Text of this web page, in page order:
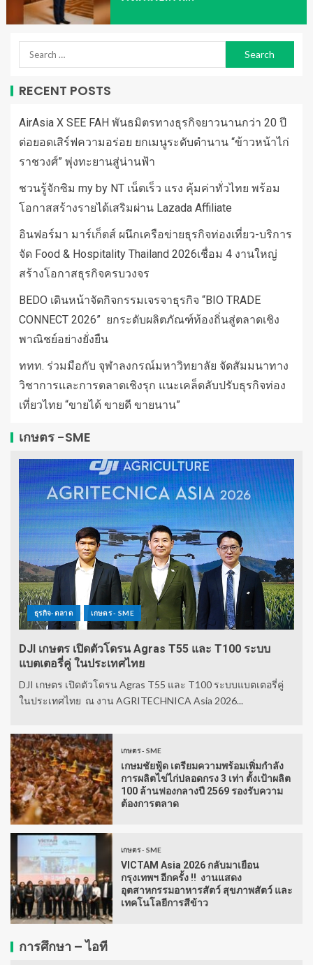
RECENT POSTS
AirAsia X SEE FAH พันธมิตรทางธุรกิจยาวนานกว่า 20 ปี
ต่อยอดเสิร์ฟความอร่อย ยกเมนูระดับตำนาน “ข้าวหน้าไก่
ราชวงศ์” พุ่งทะยานสู่น่านฟ้า
ชวนรู้จักซิม my by NT เน็ตเร็ว แรง คุ้มค่าทั่วไทย พร้อม
โอกาสสร้างรายได้เสริมผ่าน Lazada Affiliate
อินฟอร์มา มาร์เก็ตส์ ผนึกเครือข่ายธุรกิจท่องเที่ยว-บริการ
จัด Food & Hospitality Thailand 2026เชื่อม 4 งานใหญ่
สร้างโอกาสธุรกิจครบวงจร
BEDO เดินหน้าจัดกิจกรรมเจรจาธุรกิจ “BIO TRADE
CONNECT 2026” ยกระดับผลิตภัณฑ์ท้องถิ่นสู่ตลาดเชิง
พาณิชย์อย่างยั่งยืน
ททท. ร่วมมือกับ จุฬาลงกรณ์มหาวิทยาลัย จัดสัมมนาทาง
วิชาการและการตลาดเชิงรุก แนะเคล็ดลับปรับธุรกิจท่อง
เที่ยวไทย “ขายได้ ขายดี ขายนาน”
เกษตร -SME
ธุรกิจ-ตลาด เกษตร - SME
DJI เกษตร เปิดตัวโดรน Agras T55 และ T100 ระบบ
แบตเตอรี่คู่ ในประเทศไทย
DJI เกษตร เปิดตัวโดรน Agras T55 และ T100 ระบบแบตเตอรี่คู่
ในประเทศไทย ณ งาน AGRITECHNICA Asia 2026...
เกษตร - SME
เกษมชัยฟู้ด เตรียมความพร้อมเพิ่มกำลัง
การผลิตไข่ไก่ปลอดกรง 3 เท่า ตั้งเป้าผลิต
100 ล้านฟองกลางปี 2569 รองรับความ
ต้องการตลาด
เกษตร - SME
VICTAM Asia 2026 กลับมาเยือน
กรุงเทพฯ อีกครั้ง !! งานแสดง
อุตสาหกรรมอาหารสัตว์ สุขภาพสัตว์ และ
เทคโนโลยีการสีข้าว
การศึกษา – ไอที